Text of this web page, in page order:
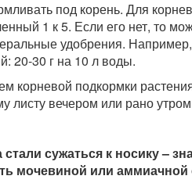
под корень. Для
1 к 5. Если его нет, то
удобрения.
20-30 г на 10 л воды.
корневой подкормки
листу вечером или рано
сужаться к носику –
мочевиной или аммиачной